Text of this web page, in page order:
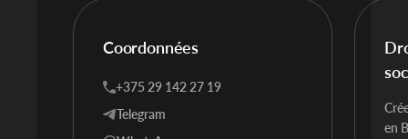
Coordonnées
+375 29 142 27 19
Telegram
en